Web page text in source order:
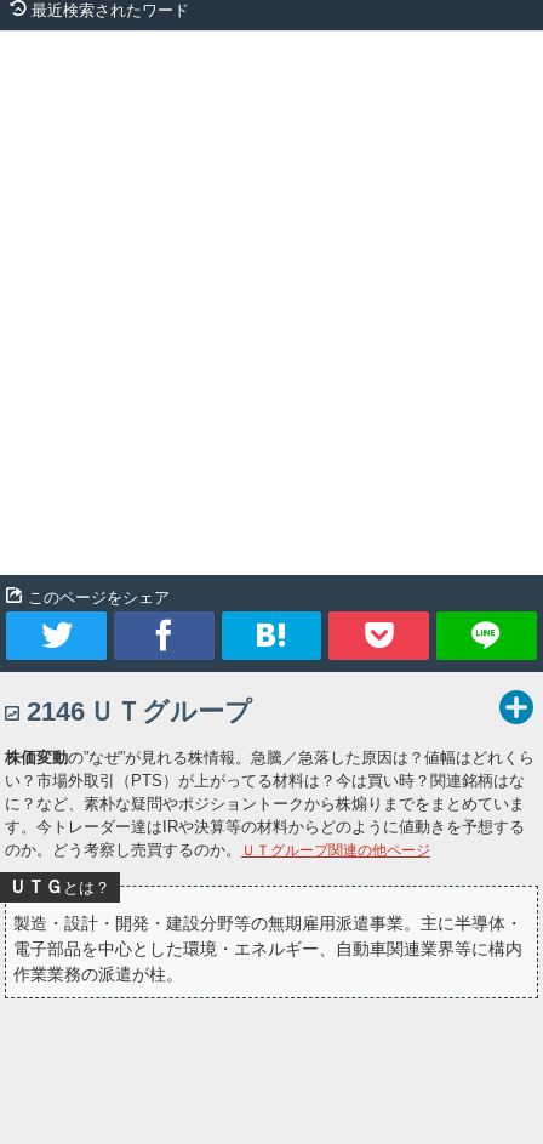
最近検索されたワード
このページをシェア
ー
ト
ェ
ア
ク
マ
ー
ク
Pocket
2146 ＵＴグループ
株価変動の”なぜ”が見れる株情報。急騰／急落した原因は？値幅はどれくら
い？市場外取引（PTS）が上がってる材料は？今は買い時？関連銘柄はな
に？など、素朴な疑問やポジショントークから株煽りまでをまとめていま
す。今トレーダー達はIRや決算等の材料からどのように値動きを予想する
のか。どう考察し売買するのか。
ＵＴグループ関連の他ページ
ＵＴＧ とは？
製造・設計・開発・建設分野等の無期雇用派遣事業。主に半導体・
電子部品を中心とした環境・エネルギー、自動車関連業界等に構内
作業業務の派遣が柱。